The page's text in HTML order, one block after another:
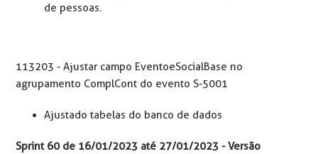
de pessoas.
113203 - Ajustar campo EventoeSocialBase no
agrupamento ComplCont do evento S-5001
Ajustado tabelas do banco de dados
Sprint 60 de 16/01/2023 até 27/01/2023 - Versão